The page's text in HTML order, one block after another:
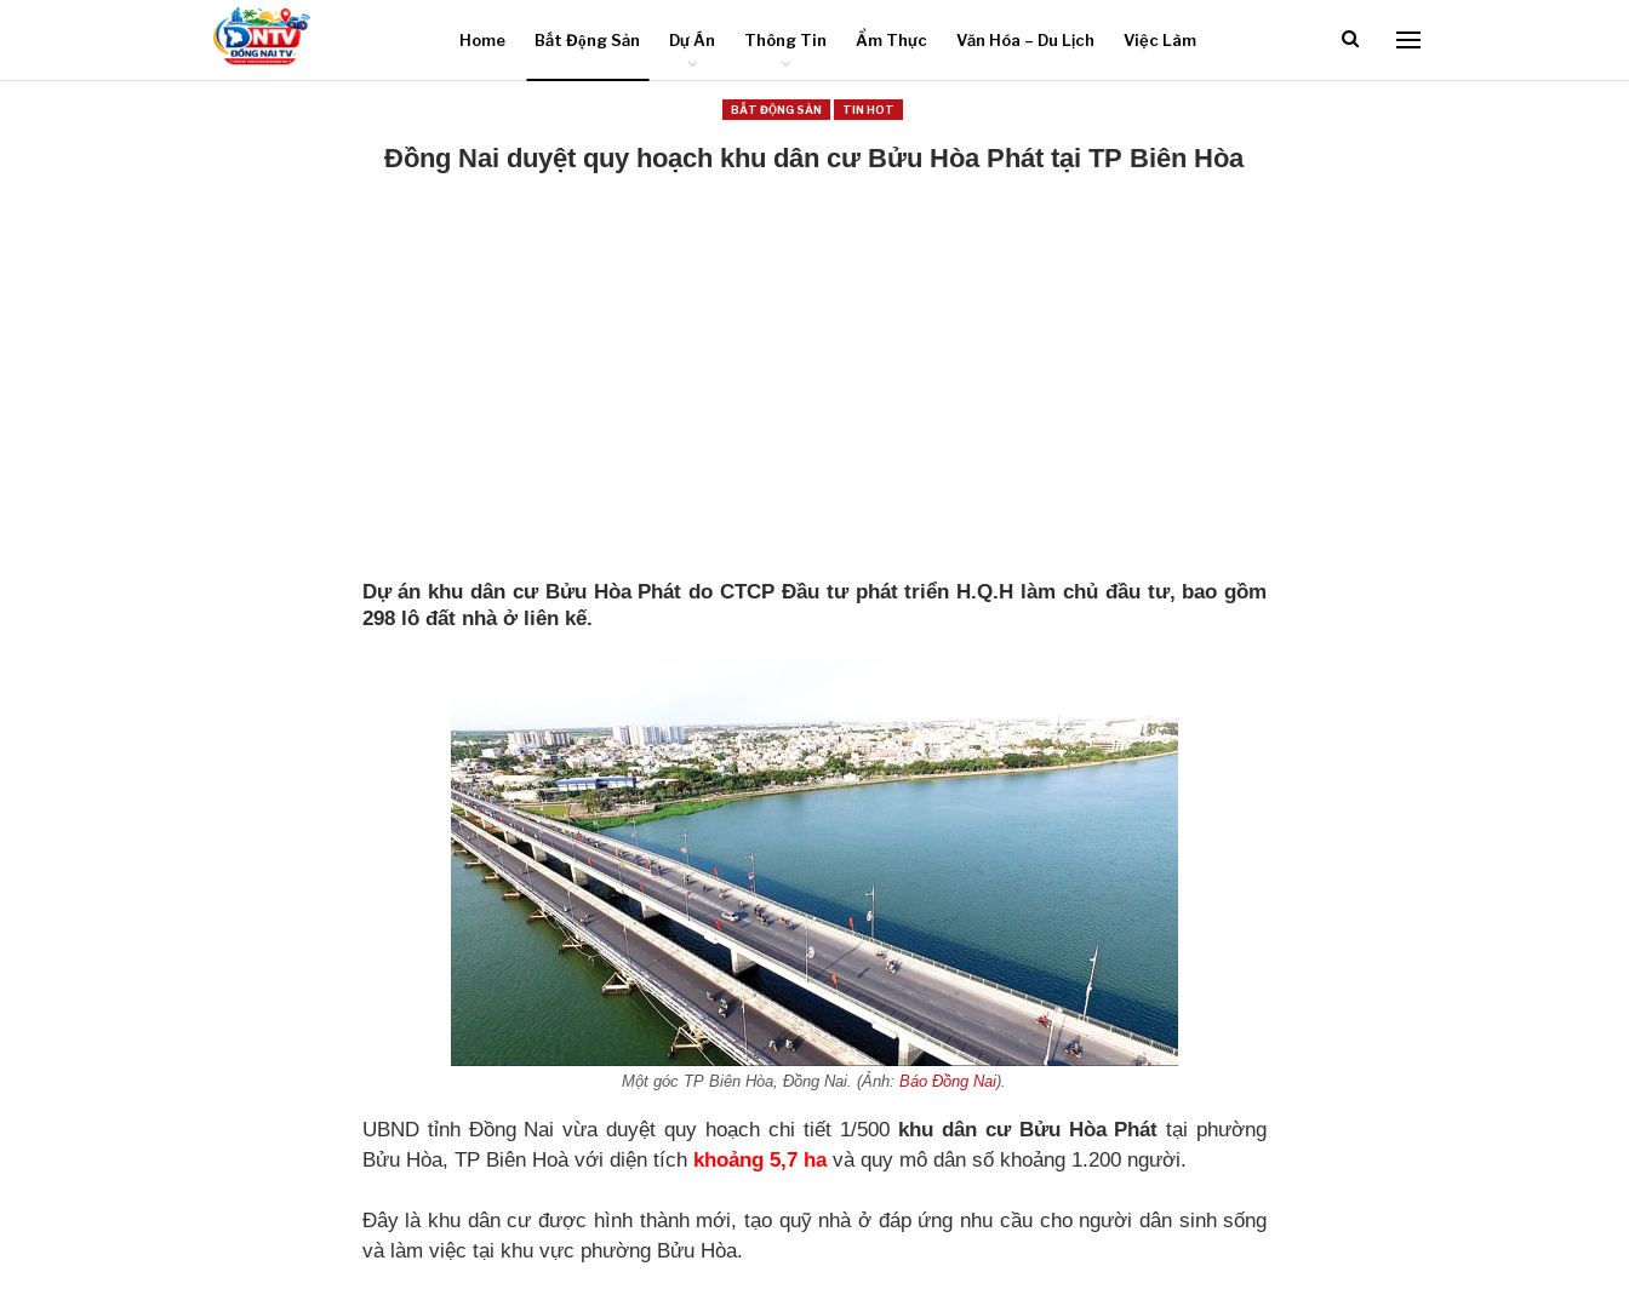
Home Bất Động Sản Dự Án Thông Tin Ẩm Thực Văn Hóa – Du Lịch Việc Làm
BẤT ĐỘNG SẢN TIN HOT
Đồng Nai duyệt quy hoạch khu dân cư Bửu Hòa Phát tại TP Biên Hòa
Dự án khu dân cư Bửu Hòa Phát do CTCP Đầu tư phát triển H.Q.H làm chủ đầu tư, bao gồm
298 lô đất nhà ở liên kế.
Một góc TP Biên Hòa, Đồng Nai. (Ảnh:Báo Đồng Nai).
UBND tỉnh Đồng Nai vừa duyệt quy hoạch chi tiết 1/500 khu dân cư Bửu Hòa Phát tại phường
Bửu Hòa, TP Biên Hoà với diện tích khoảng 5,7 havà quy mô dân số khoảng 1.200 người.
Đây là khu dân cư được hình thành mới, tạo quỹ nhà ở đáp ứng nhu cầu cho người dân sinh sống
và làm việc tại khu vực phường Bửu Hòa.